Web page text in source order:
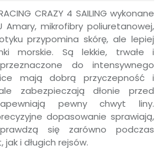
CRAZY 4 SAILING wykonane
Amary, mikrofibry poliuretanowej,
przypomina skórę, ale lepiej
morskie. Są lekkie, trwałe i
do intensywnego
mają dobrą przyczepność i
zabezpieczają dłonie przed
pewny chwyt liny.
dopasowanie sprawiają,
się zarówno podczas
i długich rejsów.